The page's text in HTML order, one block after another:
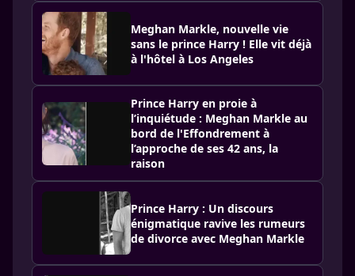
Meghan Markle, nouvelle vie
sans le prince Harry ! Elle vit déjà
à l'hôtel à Los Angeles
Prince Harry en proie à
l’inquiétude : Meghan Markle au
bord de l'Effondrement à
l’approche de ses 42 ans, la
raison
Prince Harry : Un discours
énigmatique ravive les rumeurs
de divorce avec Meghan Markle